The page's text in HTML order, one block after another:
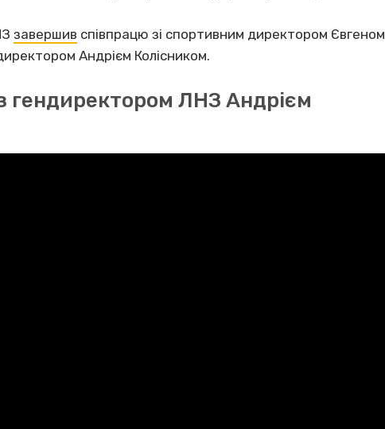
завершив співпрацю зі спортивним директором Євгеном
Андрієм Колісником.
гендиректором ЛНЗ Андрієм